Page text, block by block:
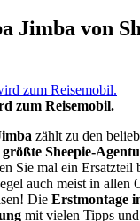
Jimba von
zum Reisemobil.
zählt zu den
Sheepie-
Sie mal ein Ersatzteil
auch meist in allen
Die Erstmontage
mit vielen Tipps